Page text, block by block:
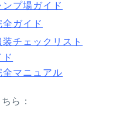
プ場ガイド
ガイド
チェックリスト
マニュアル
ら：